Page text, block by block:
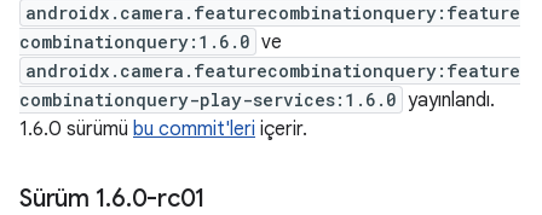
androidx.camera.featurecombinationquery:feature
combinationquery:1.6.0 ve
androidx.camera.featurecombinationquery:feature
combinationquery-play-services:1.6.0 yayınlandı.
1.6.0 sürümü bu commit'leri içerir.
Sürüm 1.6.0-rc01